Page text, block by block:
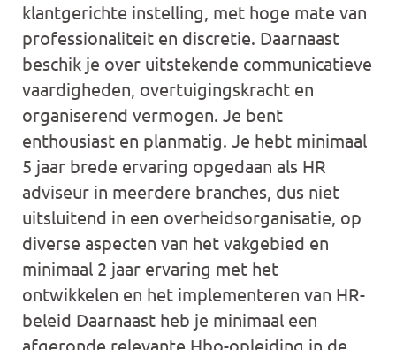
klantgerichte instelling, met hoge mate van
professionaliteit en discretie. Daarnaast
beschik je over uitstekende communicatieve
vaardigheden, overtuigingskracht en
organiserend vermogen. Je bent
enthousiast en planmatig. Je hebt minimaal
5 jaar brede ervaring opgedaan als HR
adviseur in meerdere branches, dus niet
uitsluitend in een overheidsorganisatie, op
diverse aspecten van het vakgebied en
minimaal 2 jaar ervaring met het
ontwikkelen en het implementeren van HR-
beleid Daarnaast heb je minimaal een
afgeronde relevante Hbo-opleiding in de